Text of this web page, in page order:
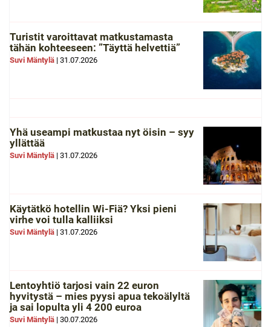
Turistit varoittavat matkustamasta
tähän kohteeseen: ”Täyttä helvettiä”
Suvi Mäntylä | 31.07.2026
Yhä useampi matkustaa nyt öisin – syy
yllättää
Suvi Mäntylä | 31.07.2026
Käytätkö hotellin Wi-Fiä? Yksi pieni
virhe voi tulla kalliiksi
Suvi Mäntylä | 31.07.2026
Lentoyhtiö tarjosi vain 22 euron
hyvitystä – mies pyysi apua tekoälyltä
ja sai lopulta yli 4 200 euroa
Suvi Mäntylä | 30.07.2026